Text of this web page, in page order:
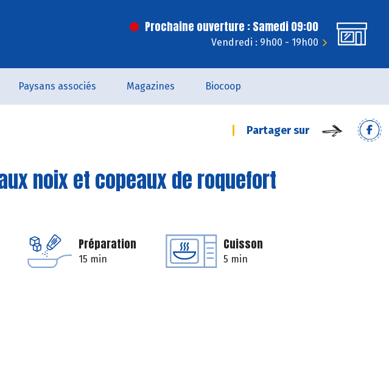
Prochaine ouverture : Samedi 09:00
Vendredi : 9h00 - 19h00
Paysans associés Magazines Biocoop
Partager sur
noix et copeaux de roquefort
Préparation
15 min
Cuisson
5 min